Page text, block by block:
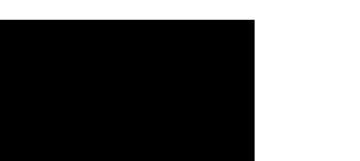
４．使用「AFTEE先享後付」時，將依據個別帳號之用戶狀況，依本公司